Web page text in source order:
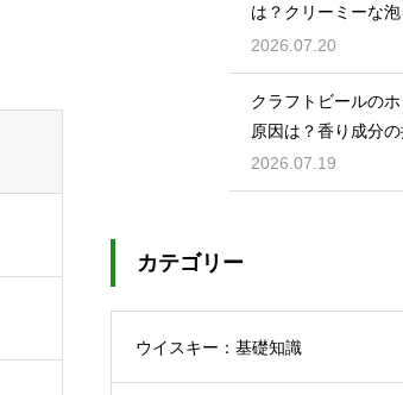
は？クリーミーな
のコツ
2026.07.20
クラフトビールの
原因は？香り成分の
失われる理由を解説
2026.07.19
カテゴリー
ウイスキー：基礎知識